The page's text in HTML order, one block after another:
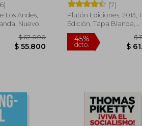
Los Andes,
Nuevo
(7)
Plutón Ediciones, 2013, 1
Edición, Tapa Blanda,
Nuevo